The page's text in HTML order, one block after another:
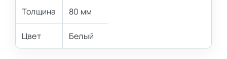
Толщина 80 мм
Цвет Белый